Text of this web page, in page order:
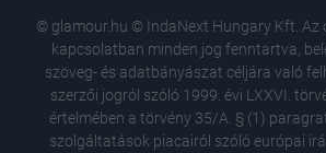
© glamour.hu © IndaNext Hungary Kft. Az
kapcsolatban minden jog fenntartva,
szöveg- és adatbányászat céljára való
szerzői jogról szóló 1999. évi LXXVI.
értelmében a törvény 35/A. § (1)
szolgáltatások piacairól szóló európai